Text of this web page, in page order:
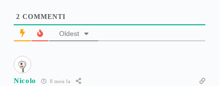
2 COMMENTI
Oldest
Nicolo 8 mesi fa